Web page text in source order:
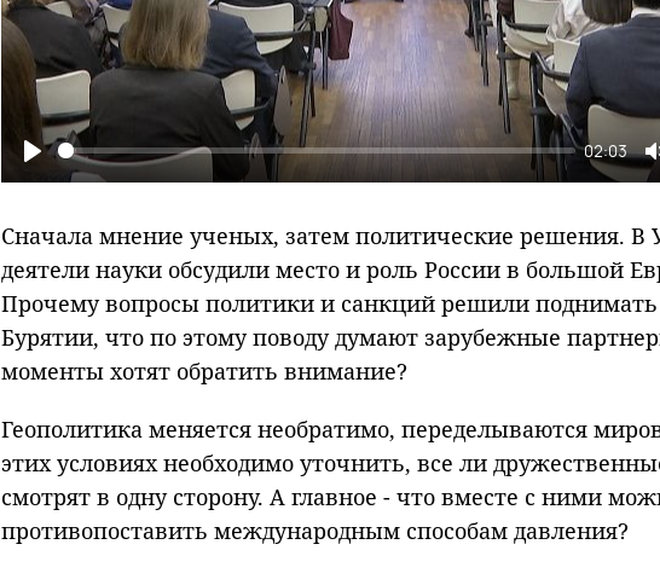
Play
02:03
Сначала мнение ученых, затем политические решения. В
деятели науки обсудили место и роль России в большой
Прочему вопросы политики и санкций решили
Бурятии, что по этому поводу думают зарубежные
моменты хотят обратить внимание?
Геополитика меняется необратимо, переделываются
этих условиях необходимо уточнить, все ли
смотрят в одну сторону. А главное - что вместе с ними
противопоставить международным способам давления?